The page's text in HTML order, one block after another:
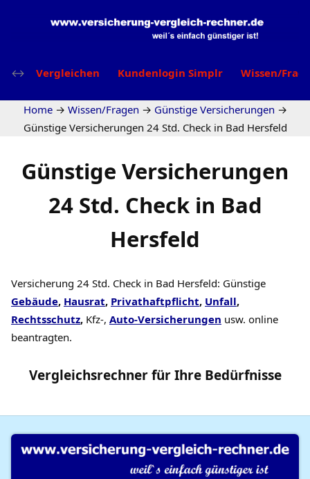
Vergleichen Kundenlogin Simplr Wissen/
Home → Wissen/Fragen → Günstige Versicherungen →
Günstige Versicherungen 24 Std. Check in Bad Hersfeld
Günstige Versicherungen
24 Std. Check in Bad
Hersfeld
Versicherung 24 Std. Check in Bad Hersfeld: Günstige
Gebäude, Hausrat, Privathaftpflicht, Unfall,
Rechtsschutz, Kfz-, Auto-Versicherungen usw. online
beantragten.
Vergleichsrechnerfür Ihre Bedürfnisse